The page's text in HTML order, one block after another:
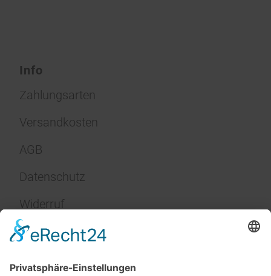
Info
Zahlungsarten
Versandkosten
AGB
Datenschutz
Widerruf
Impressum